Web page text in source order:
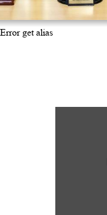
Error get alias